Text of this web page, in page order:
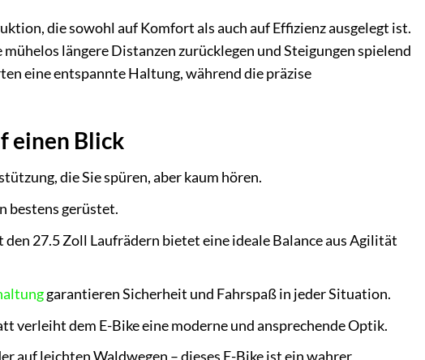
die sowohl auf Komfort als auch auf Effizienz ausgelegt ist.
längere Distanzen zurücklegen und Steigungen spielend
eine entspannte Haltung, während die präzise
einen Blick
die Sie spüren, aber kaum hören.
bestens gerüstet.
27.5 Zoll Laufrädern bietet eine ideale Balance aus Agilität
garantieren Sicherheit und Fahrspaß in jeder Situation.
dem E-Bike eine moderne und ansprechende Optik.
auf leichten Waldwegen – dieses E-Bike ist ein wahrer